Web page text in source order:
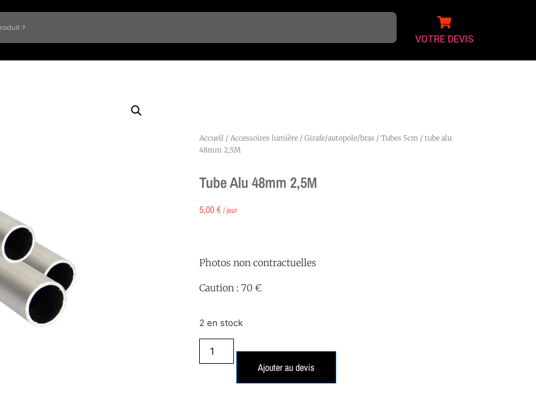
VOTRE DEVIS
Accueil /Accessoires lumière /Girafe/autopole/bras /Tubes 5cm / tube alu
48mm 2,5M
Tube Alu 48mm 2,5M
5,00€ / jour
Photos non contractuelles
Caution : 70 €
2 en stock
Ajouter au devis